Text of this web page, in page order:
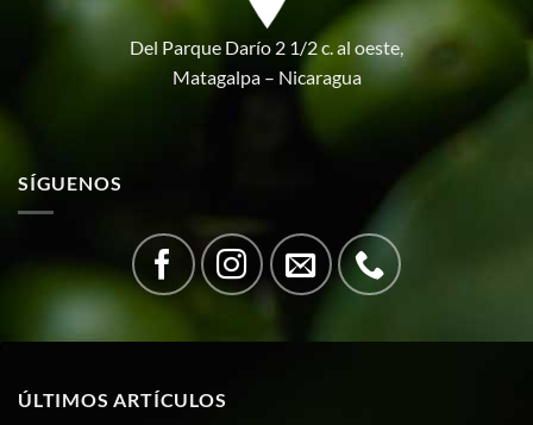
Del Parque Darío 2 1/2 c. al oeste,
Matagalpa – Nicaragua
SÍGUENOS
ÚLTIMOS ARTÍCULOS